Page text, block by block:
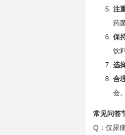
注
药
保
饮
选
合
会。
常见问答
Q：仅尿